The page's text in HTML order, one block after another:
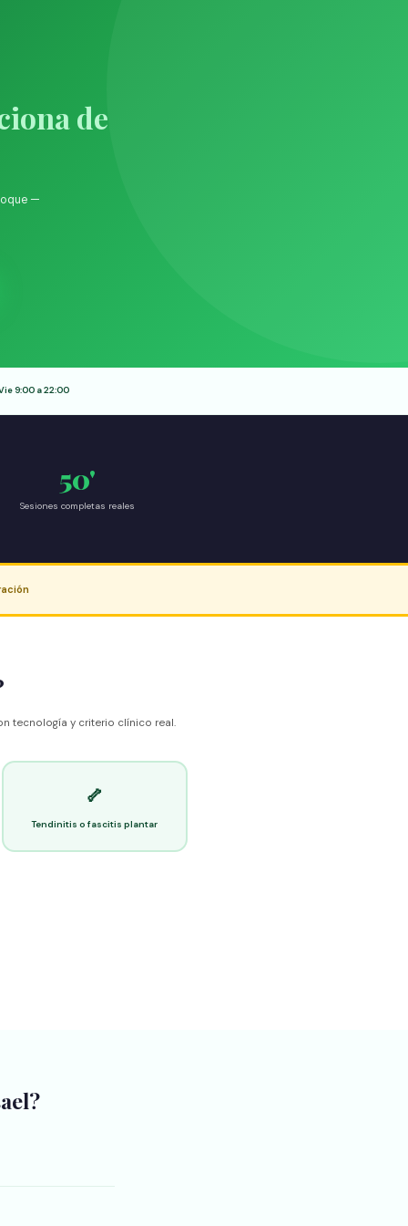
de
—
9:00 a 22:00
50'
Sesiones completas reales
tecnología y criterio clínico real.
🦴
Tendinitis o fascitis plantar